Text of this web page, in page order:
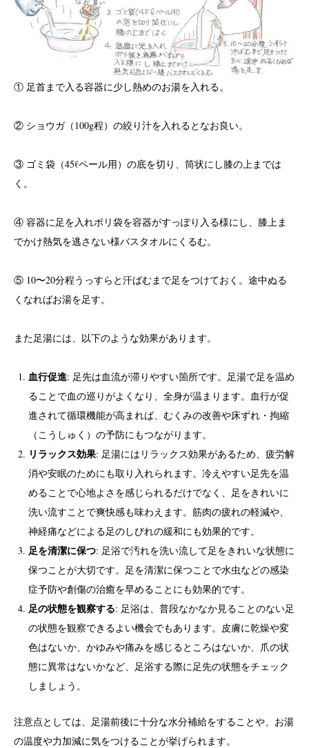
① 足首まで入る容器に少し熱めのお湯を入れる。
② ショウガ（100g程）の絞り汁を入れるとなお良い。
③ ゴミ袋（45ℓペール用）の底を切り、筒状にし膝の上までは
く。
④ 容器に足を入れポリ袋を容器がすっぽり入る様にし、膝上ま
でかけ熱気を逃さない様バスタオルにくるむ。
⑤ 10〜20分程うっすらと汗ばむまで足をつけておく。途中ぬる
くなればお湯を足す。
また足湯には、以下のような効果があります。
血行促進: 足先は血流が滞りやすい箇所です。足湯で足を温め
ることで血の巡りがよくなり、全身が温まります。血行が促
進されて循環機能が高まれば、むくみの改善や床ずれ・拘縮
（こうしゅく）の予防にもつながります。
リラックス効果: 足湯にはリラックス効果があるため、疲労解
消や安眠のためにも取り入れられます。冷えやすい足先を温
めることで心地よさを感じられるだけでなく、足をきれいに
洗い流すことで爽快感も味わえます。筋肉の疲れの軽減や、
神経痛などによる足のしびれの緩和にも効果的です。
足を清潔に保つ: 足浴で汚れを洗い流して足をきれいな状態に
保つことが大切です。足を清潔に保つことで水虫などの感染
症予防や創傷の治癒を早めることにも効果的です。
足の状態を観察する: 足浴は、普段なかなか見ることのない足
の状態を観察できるよい機会でもあります。皮膚に乾燥や変
色はないか、かゆみや痛みを感じるところはないか、爪の状
態に異常はないかなど、足浴する際に足先の状態をチェック
しましょう。
注意点としては、足湯前後に十分な水分補給をすることや、お湯
の温度や力加減に気をつけることが挙げられます。